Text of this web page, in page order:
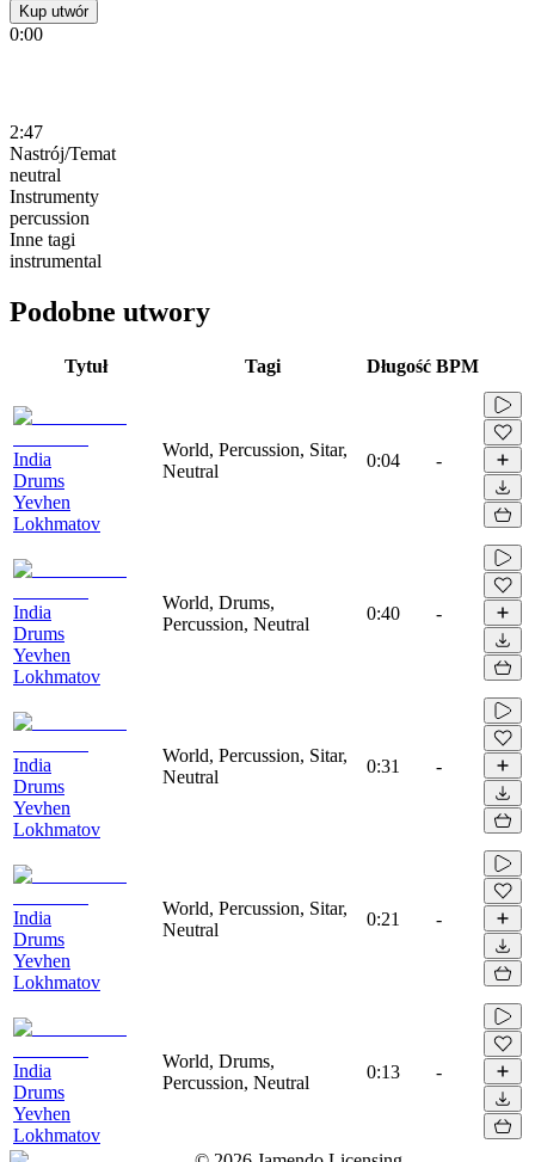
Kup utwór
0:00
2:47
Nastrój/Temat
neutral
Instrumenty
percussion
Inne tagi
instrumental
Podobne utwory
Tytuł Tagi Długość BPM
India
Drums
Yevhen
Lokhmatov
World, Percussion, Sitar,
Neutral
0:04 -
India
Drums
Yevhen
Lokhmatov
World, Drums,
Percussion, Neutral
0:40 -
India
Drums
Yevhen
Lokhmatov
World, Percussion, Sitar,
Neutral
0:31 -
India
Drums
Yevhen
Lokhmatov
World, Percussion, Sitar,
Neutral
0:21 -
India
Drums
Yevhen
Lokhmatov
World, Drums,
Percussion, Neutral
0:13 -